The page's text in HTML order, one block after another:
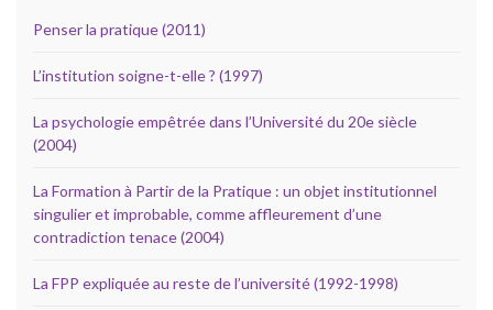
Penser la pratique (2011)
L’institution soigne-t-elle ? (1997)
La psychologie empêtrée dans l’Université du 20e siècle
(2004)
La Formation à Partir de la Pratique : un objet institutionnel
singulier et improbable, comme affleurement d’une
contradiction tenace (2004)
La FPP expliquée au reste de l’université (1992-1998)